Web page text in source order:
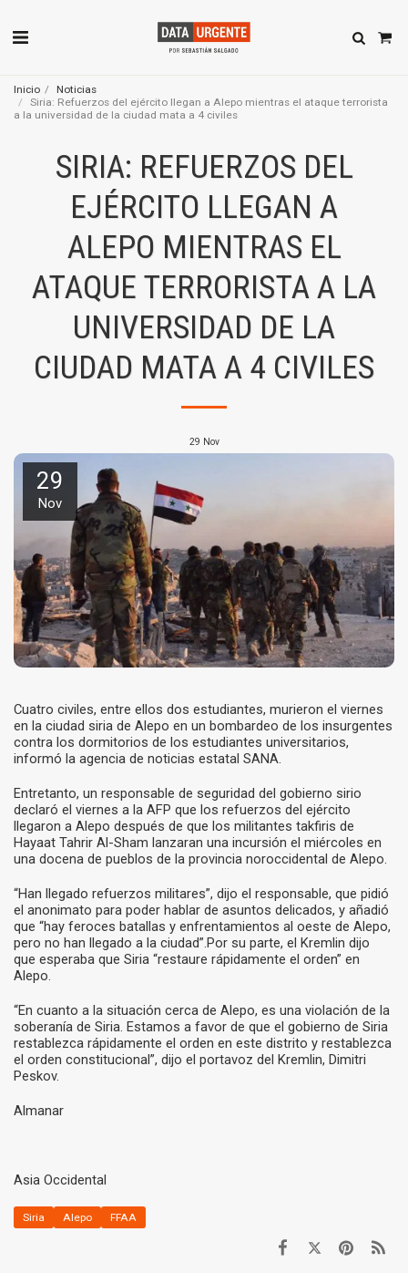
Inicio
Noticias
Siria: Refuerzos del ejército llegan a Alepo mientras el ataque terrorista
a la universidad de la ciudad mata a 4 civiles
SIRIA: REFUERZOS DEL
EJÉRCITO LLEGAN A
ALEPO MIENTRAS EL
ATAQUE TERRORISTA A LA
UNIVERSIDAD DE LA
CIUDAD MATA A 4 CIVILES
29 Nov
29
Nov
Cuatro civiles, entre ellos dos estudiantes, murieron el viernes
en la ciudad siria de Alepo en un bombardeo de los insurgentes
contra los dormitorios de los estudiantes universitarios,
informó la agencia de noticias estatal SANA.
Entretanto, un responsable de seguridad del gobierno sirio
declaró el viernes a la AFP que los refuerzos del ejército
llegaron a Alepo después de que los militantes takfiris de
Hayaat Tahrir Al-Sham lanzaran una incursión el miércoles en
una docena de pueblos de la provincia noroccidental de Alepo.
“Han llegado refuerzos militares”, dijo el responsable, que pidió
el anonimato para poder hablar de asuntos delicados, y añadió
que “hay feroces batallas y enfrentamientos al oeste de Alepo,
pero no han llegado a la ciudad”.Por su parte, el Kremlin dijo
que esperaba que Siria “restaure rápidamente el orden” en
Alepo.
“En cuanto a la situación cerca de Alepo, es una violación de la
soberanía de Siria. Estamos a favor de que el gobierno de Siria
restablezca rápidamente el orden en este distrito y restablezca
el orden constitucional”, dijo el portavoz del Kremlin, Dimitri
Peskov.
Almanar
Asia Occidental
Siria Alepo FFAA